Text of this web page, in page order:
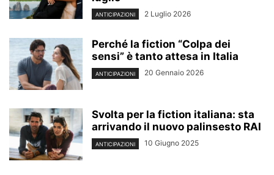
ANTICIPAZIONI 2 Luglio 2026
Perché la fiction “Colpa dei
sensi” è tanto attesa in Italia
ANTICIPAZIONI 20 Gennaio 2026
Svolta per la fiction italiana: sta
arrivando il nuovo palinsesto RAI
ANTICIPAZIONI 10 Giugno 2025